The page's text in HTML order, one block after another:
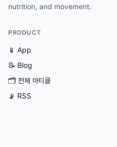
nutrition, and movement.
PRODUCT
📱 App
📝 Blog
🗂 전체 아티클
📡 RSS